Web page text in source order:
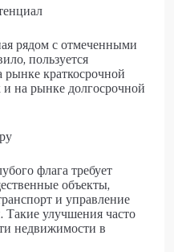
рядом с отмеченными
пользуется
краткосрочной
на рынке долгосрочной
флага требует
объекты,
и управление
улучшения часто
недвижимости в